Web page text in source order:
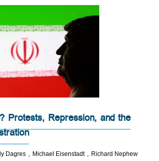
Protests, Repression, and the
Dagres Michael Eisenstadt Richard Nephew